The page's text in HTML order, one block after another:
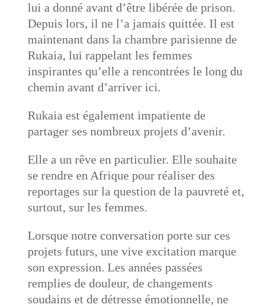
lui a donné avant d’être libérée de prison.
Depuis lors, il ne l’a jamais quittée. Il est
maintenant dans la chambre parisienne de
Rukaia, lui rappelant les femmes
inspirantes qu’elle a rencontrées le long du
chemin avant d’arriver ici.
Rukaia est également impatiente de
partager ses nombreux projets d’avenir.
Elle a un rêve en particulier. Elle souhaite
se rendre en Afrique pour réaliser des
reportages sur la question de la pauvreté et,
surtout, sur les femmes.
Lorsque notre conversation porte sur ces
projets futurs, une vive excitation marque
son expression. Les années passées
remplies de douleur, de changements
soudains et de détresse émotionnelle, ne